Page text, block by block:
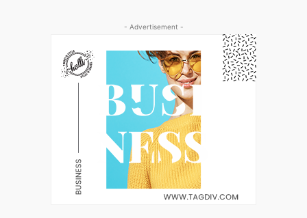
- Advertisement -